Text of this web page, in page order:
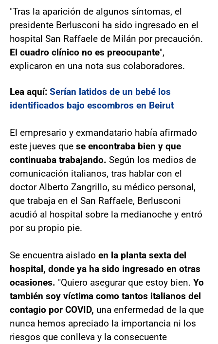
"Tras la aparición de algunos síntomas, el
presidente Berlusconi ha sido ingresado en el
hospital San Raffaele de Milán por precaución.
El cuadro clínico no es preocupante",
explicaron en una nota sus colaboradores.
Lea aquí: Serían latidos de un bebé los
identificados bajo escombros en Beirut
El empresario y exmandatario había afirmado
este jueves que se encontraba bien y que
continuaba trabajando. Según los medios de
comunicación italianos, tras hablar con el
doctor Alberto Zangrillo, su médico personal,
que trabaja en el San Raffaele, Berlusconi
acudió al hospital sobre la medianoche y entró
por su propio pie.
Se encuentra aislado en la planta sexta del
hospital, donde ya ha sido ingresado en otras
ocasiones. "Quiero asegurar que estoy bien. Yo
también soy víctima como tantos italianos del
contagio por COVID, una enfermedad de la que
nunca hemos apreciado la importancia ni los
riesgos que conlleva y la consecuente